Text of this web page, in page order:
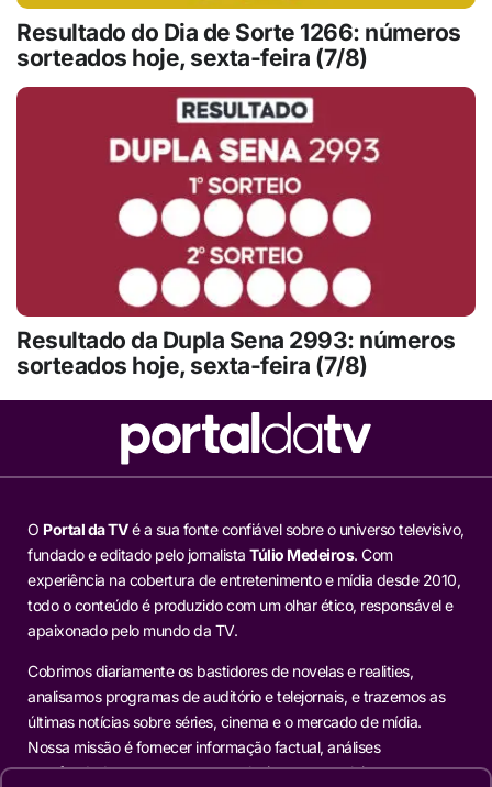
Resultado do Dia de Sorte 1266: números
sorteados hoje, sexta-feira (7/8)
Resultado da Dupla Sena 2993: números
sorteados hoje, sexta-feira (7/8)
O Portal da TVé a sua fonte confiável sobre o universo televisivo,
fundado e editado pelo jornalista Túlio Medeiros. Com
experiência na cobertura de entretenimento e mídia desde 2010,
todo o conteúdo é produzido com um olhar ético, responsável e
apaixonado pelo mundo da TV.
Cobrimos diariamente os bastidores de novelas e realities,
analisamos programas de auditório e telejornais, e trazemos as
últimas notícias sobre séries, cinema e o mercado de mídia.
Nossa missão é fornecer informação factual, análises
aprofundadas e reportagens exclusivas para os leitores que